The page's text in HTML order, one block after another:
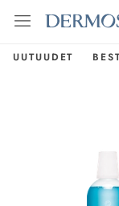
UUTUUDET